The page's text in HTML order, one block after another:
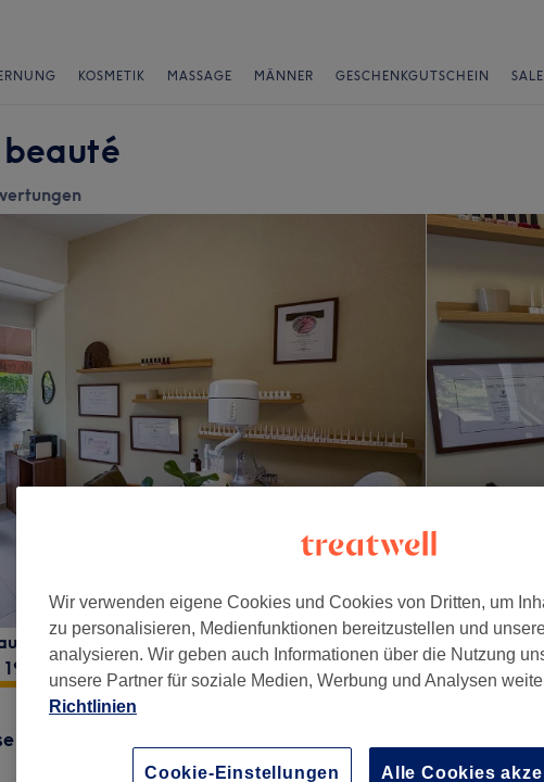
KOSMETIK MASSAGE MÄNNER GESCHENKGUTSCHEIN
, 1006
10 Min.Details anzeigen
Wir verwenden eigene Cookies und Cookies von Dritten, um
zu personalisieren, Medienfunktionen bereitzustellen und
analysieren. Wir geben auch Informationen über die Nutzung
unsere Partner für soziale Medien, Werbung und Analysen
Richtlinien
Alle Cookies
Cookie-Einstellungen